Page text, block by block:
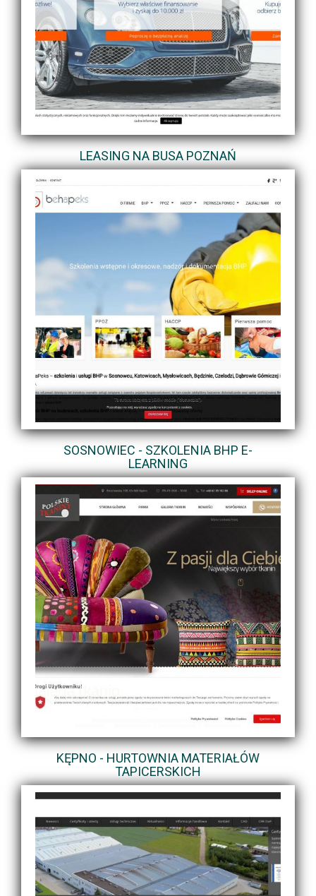
LEASING NA BUSA POZNAŃ
SOSNOWIEC - SZKOLENIA BHP E-
LEARNING
KĘPNO - HURTOWNIA MATERIAŁÓW
TAPICERSKICH